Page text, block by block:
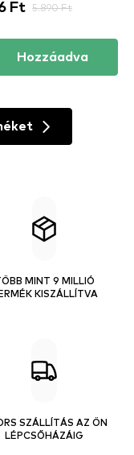
Ft 5.890 Ft
Hozzáadva
MINT 9 MILLIÓ
KISZÁLLÍTVA
SZÁLLÍTÁS AZ ÖN
LÉPCSŐHÁZÁIG